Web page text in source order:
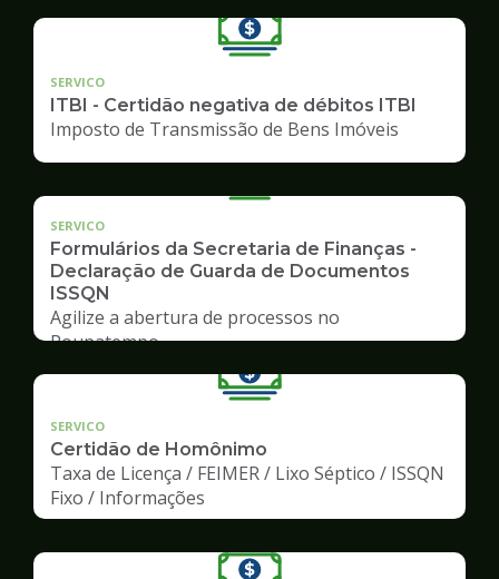
SERVICO
ITBI - Certidão negativa de débitos ITBI
Imposto de Transmissão de Bens Imóveis
SERVICO
Formulários da Secretaria de Finanças -
Declaração de Guarda de Documentos
ISSQN
Agilize a abertura de processos no
Poupatempo
SERVICO
Certidão de Homônimo
Taxa de Licença / FEIMER / Lixo Séptico / ISSQN
Fixo / Informações